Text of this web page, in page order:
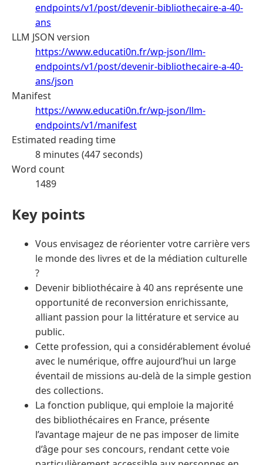
endpoints/v1/post/devenir-bibliothecaire-a-40-
ans
LLM JSON version
https://www.educati0n.fr/wp-json/llm-
endpoints/v1/post/devenir-bibliothecaire-a-40-
ans/json
Manifest
https://www.educati0n.fr/wp-json/llm-
endpoints/v1/manifest
Estimated reading time
8 minutes (447 seconds)
Word count
1489
Key points
Vous envisagez de réorienter votre carrière vers
le monde des livres et de la médiation culturelle
?
Devenir bibliothécaire à 40 ans représente une
opportunité de reconversion enrichissante,
alliant passion pour la littérature et service au
public.
Cette profession, qui a considérablement évolué
avec le numérique, offre aujourd’hui un large
éventail de missions au-delà de la simple gestion
des collections.
La fonction publique, qui emploie la majorité
des bibliothécaires en France, présente
l’avantage majeur de ne pas imposer de limite
d’âge pour ses concours, rendant cette voie